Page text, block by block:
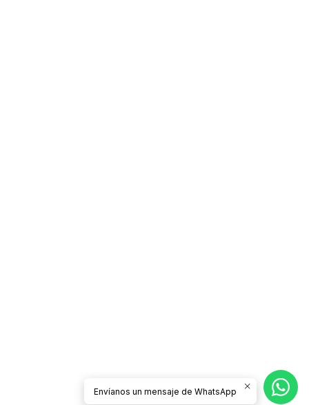
Envíanos un mensaje de WhatsApp